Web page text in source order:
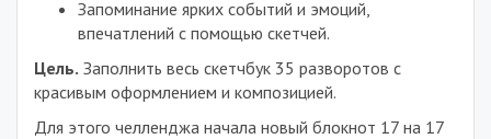
Запоминание ярких событий и эмоций,
впечатлений с помощью скетчей.
Цель. Заполнить весь скетчбук 35 разворотов с
красивым оформлением и композицией.
Для этого челленджа начала новый блокнот 17 на 17